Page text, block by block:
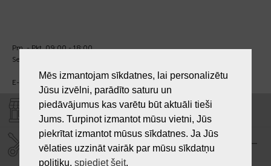
Pm. - Pkt. 09:00 - 18:00
Sest. un Sv. - brīvs.
E-pasts: info@laiksjewellery.lv
VEIKALI "LAIKS"
SERVISA CENTRS "LAIKS"
Mēs izmantojam sīkdatnes, lai personalizētu
Jūsu izvēlni, parādīto saturu un
piedāvājumus kas varētu būt aktuāli tieši
Jums. Turpinot izmantot mūsu vietni, Jūs
piekrītat izmantot mūsus sīkdatnes. Ja Jūs
vēlaties uzzināt vairāk par mūsu sīkdatņu
politiku, spiediet šeit.